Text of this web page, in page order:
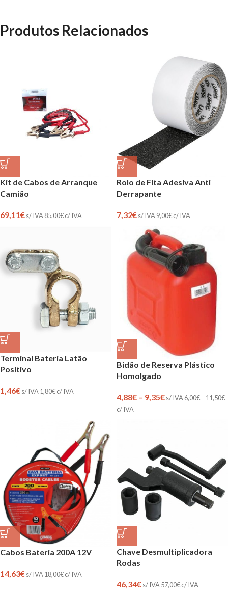
Produtos Relacionados
Kit de Cabos de Arranque
Camião
69,11€s/ IVA 85,00€c/ IVA
Rolo de Fita Adesiva Anti
Derrapante
7,32€s/ IVA 9,00€c/ IVA
Terminal Bateria Latão
Positivo
1,46€s/ IVA 1,80€c/ IVA
Bidão de Reserva Plástico
Homolgado
4,88€ – 9,35€s/ IVA6,00€– 11,50€
c/ IVA
Cabos Bateria 200A 12V
14,63€s/ IVA 18,00€c/ IVA
Chave Desmultiplicadora
Rodas
46,34€s/ IVA57,00€c/ IVA